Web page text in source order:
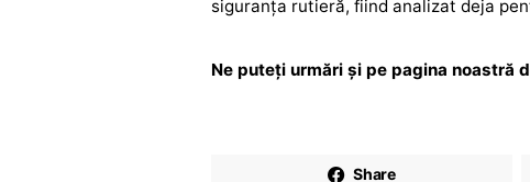
siguranța rutieră, fiind analizat deja
Ne puteți urmări și pe pagina noastră
Share